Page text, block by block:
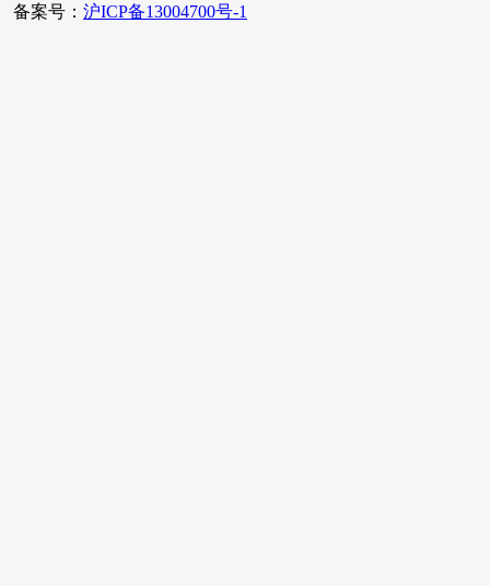
备案号： 沪ICP备13004700号-1